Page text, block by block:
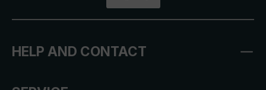
HELP AND CONTACT